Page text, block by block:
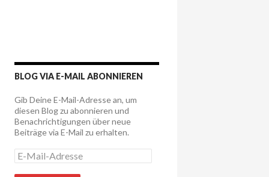
BLOG VIA E-MAIL ABONNIEREN
Gib Deine E-Mail-Adresse an, um
diesen Blog zu abonnieren und
Benachrichtigungen über neue
Beiträge via E-Mail zu erhalten.
E
-